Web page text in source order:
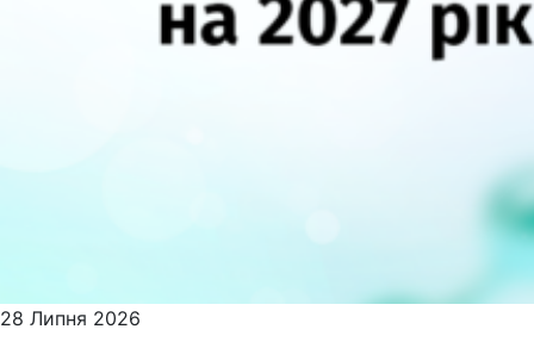
28 Липня 2026